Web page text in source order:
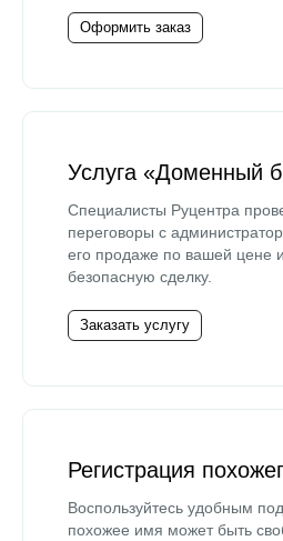
Оформить заказ
Услуга «Доменный
Специалисты Руцентра
переговоры с
его продаже по вашей цене
безопасную сделку.
Заказать услугу
Регистрация
Воспользуйтесь удобным
похожее имя может быть